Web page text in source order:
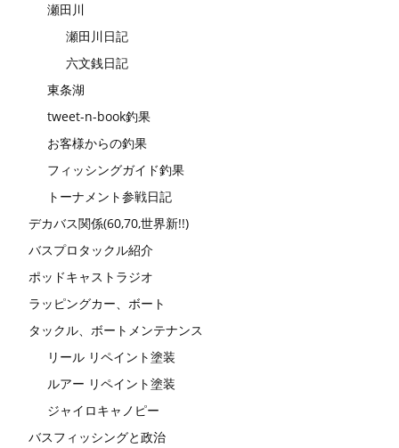
瀬田川
瀬田川日記
六文銭日記
東条湖
tweet-n-book釣果
お客様からの釣果
フィッシングガイド釣果
トーナメント参戦日記
デカバス関係(60,70,世界新!!)
バスプロタックル紹介
ポッドキャストラジオ
ラッピングカー、ボート
タックル、ボートメンテナンス
リール リペイント塗装
ルアー リペイント塗装
ジャイロキャノピー
バスフィッシングと政治